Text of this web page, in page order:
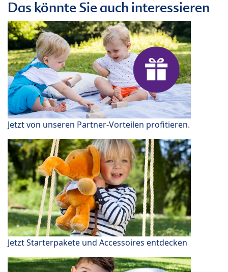
Das könnte Sie auch interessieren
Jetzt von unseren Partner-Vorteilen profitieren.
Jetzt Starterpakete und Accessoires entdecken